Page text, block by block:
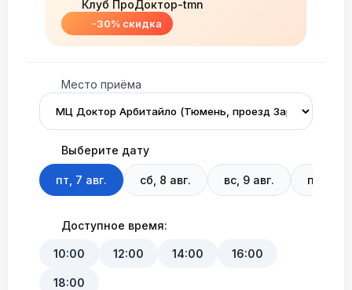
Клуб ПроДоктор-tmn
-30% скидка
Место приёма
Выберите дату
пт, 7 авг. сб, 8 авг. вс, 9 авг. пн, 10
Доступное время:
10:00 12:00 14:00 16:00
18:00